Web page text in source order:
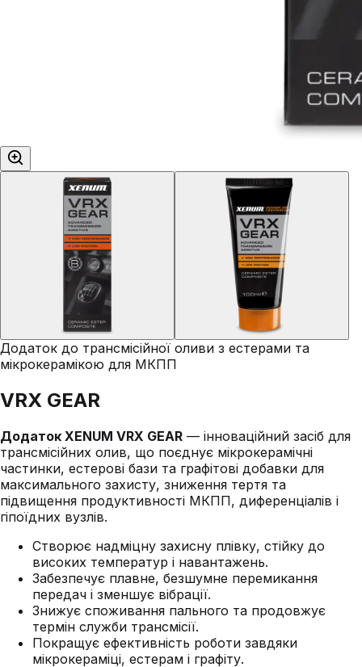
Додаток до трансмісійної оливи з естерами та
мікрокерамікою для МКПП
VRX GEAR
Додаток XENUM VRX GEAR — інноваційний засіб для
трансмісійних олив, що поєднує мікрокерамічні
частинки, естерові бази та графітові добавки для
максимального захисту, зниження тертя та
підвищення продуктивності МКПП, диференціалів і
гіпоїдних вузлів.
Створює надміцну захисну плівку, стійку до
високих температур і навантажень.
Забезпечує плавне, безшумне перемикання
передач і зменшує вібрації.
Знижує споживання пального та продовжує
термін служби трансмісії.
Покращує ефективність роботи завдяки
мікрокераміці, естерам і графіту.